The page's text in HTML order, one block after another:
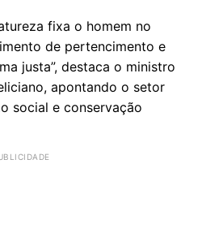
fixa o homem no
de pertencimento e
justa”, destaca o ministro
apontando o setor
social e conservação